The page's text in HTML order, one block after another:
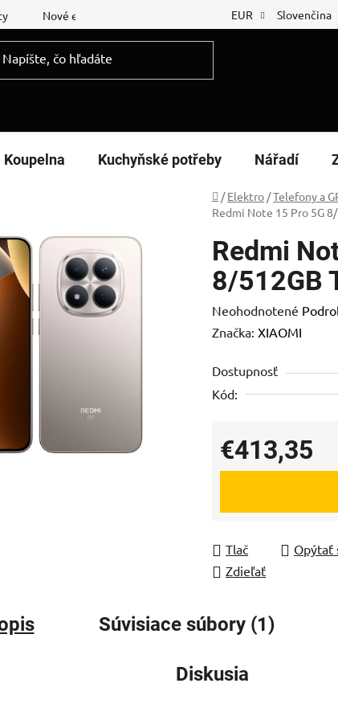
Nové energetické štítky Reklamační protokol
EUR Slovenčina
Koupelna Kuchyňské potřeby Nářadí
Domov
/ Elektro /Telefony a
Redmi Note 15 Pro 5G
Redmi
8/512GB
Priemerné
hodnotenie
je
0,0
hviezdičiek.
Neohodnotené
Značka: XIAOMI
Dostupnosť
Kód:
€413,35
Jednotková cena:
Tlač Opýtať
Zdieľať
Súvisiace súbory (1)
Diskusia